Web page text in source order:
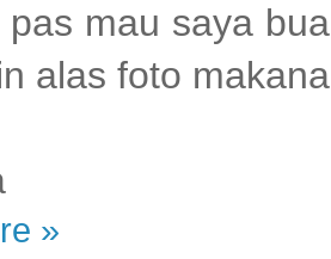
pas mau saya
alas foto
»